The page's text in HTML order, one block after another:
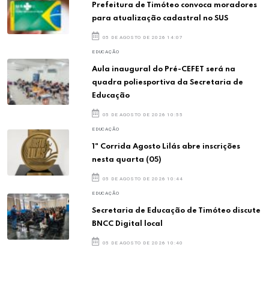
Prefeitura de Timóteo convoca moradores
para atualização cadastral no SUS
05 DE AGOSTO DE 2026 14:07
EDUCAÇÃO
Aula inaugural do Pré-CEFET será na
quadra poliesportiva da Secretaria de
Educação
05 DE AGOSTO DE 2026 10:55
EDUCAÇÃO
1ª Corrida Agosto Lilás abre inscrições
nesta quarta (05)
05 DE AGOSTO DE 2026 10:44
EDUCAÇÃO
Secretaria de Educação de Timóteo discute
BNCC Digital local
05 DE AGOSTO DE 2026 10:40